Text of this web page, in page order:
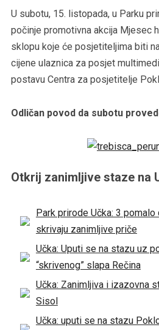
U subotu, 15. listopada, u Parku
počinje promotivna akcija Mjesec
sklopu koje će posjetiteljima biti
cijene ulaznica za posjet
postavu Centra za posjetitelje
Odličan povod da subotu
Otkrij zanimljive staze na
Park prirode Učka: 3
skrivaju zanimljive priče
Učka: Uputi se na stazu uz
“skrivenog” slapa Rečina
Učka: Zanimljiva i izazovna
Sisol
Učka: uputi se na stazu